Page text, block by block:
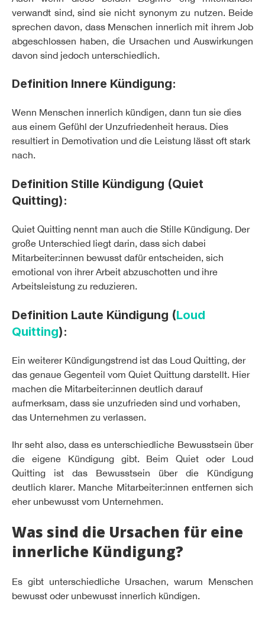
verwandt sind, sind sie nicht synonym zu nutzen. Beide
sprechen davon, dass Menschen innerlich mit ihrem Job
abgeschlossen haben, die Ursachen und Auswirkungen
davon sind jedoch unterschiedlich.
Definition Innere Kündigung:
Wenn Menschen innerlich kündigen, dann tun sie dies
aus einem Gefühl der Unzufriedenheit heraus. Dies
resultiert in Demotivation und die Leistung lässt oft stark
nach.
Definition Stille Kündigung (Quiet
Quitting):
Quiet Quitting nennt man auch die Stille Kündigung. Der
große Unterschied liegt darin, dass sich dabei
Mitarbeiter:innen bewusst dafür entscheiden, sich
emotional von ihrer Arbeit abzuschotten und ihre
Arbeitsleistung zu reduzieren.
Definition Laute Kündigung (Loud
Quitting):
Ein weiterer Kündigungstrend ist das Loud Quitting, der
das genaue Gegenteil vom Quiet Quittung darstellt. Hier
machen die Mitarbeiter:innen deutlich darauf
aufmerksam, dass sie unzufrieden sind und vorhaben,
das Unternehmen zu verlassen.
Ihr seht also, dass es unterschiedliche Bewusstsein über
die eigene Kündigung gibt. Beim Quiet oder Loud
Quitting ist das Bewusstsein über die Kündigung
deutlich klarer. Manche Mitarbeiter:innen entfernen sich
eher unbewusst vom Unternehmen.
Was sind die Ursachen für eine
innerliche Kündigung?
Es gibt unterschiedliche Ursachen, warum Menschen
bewusst oder unbewusst innerlich kündigen.